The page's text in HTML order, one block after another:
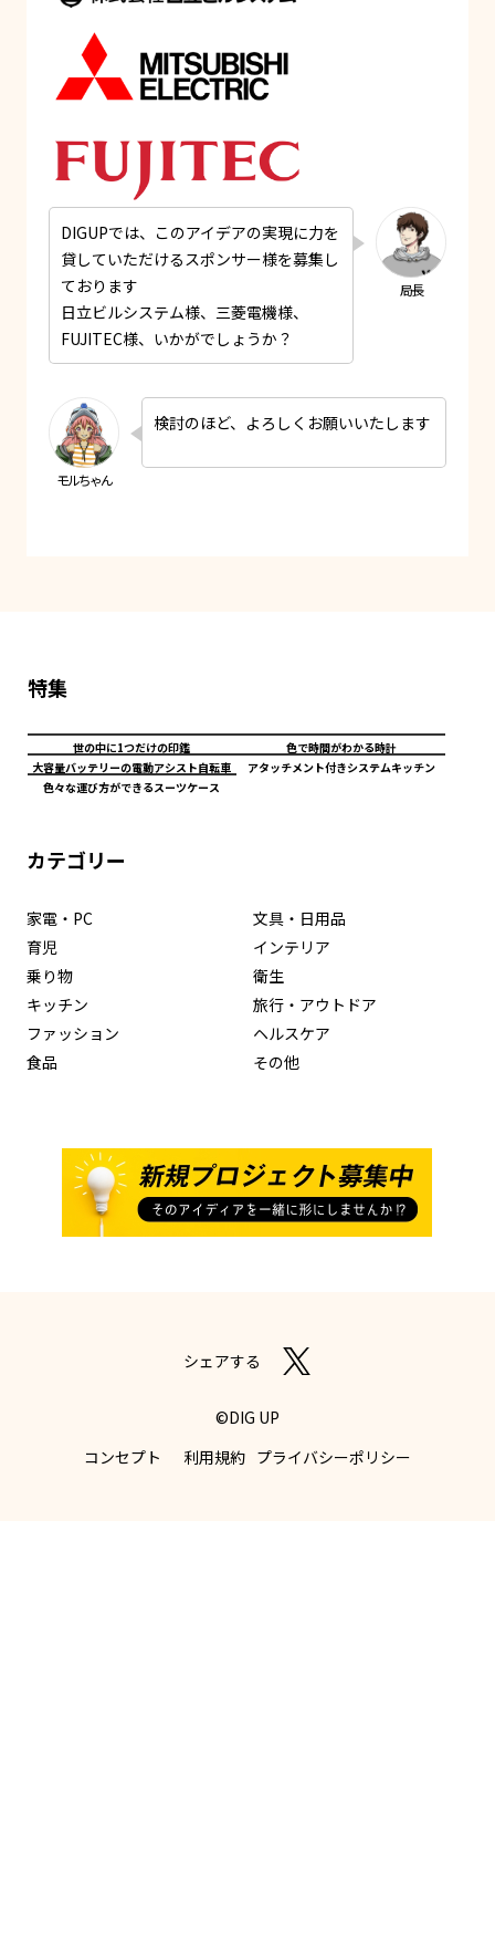
DIGUPでは、このアイデアの実現に力を
貸していただけるスポンサー様を募集し
ております
日立ビルシステム様、三菱電機様、
FUJITEC様、いかがでしょうか？
検討のほど、よろしくお願いいたします
特集
世の中に1つだけの印鑑
色で時間がわかる時計
大容量バッテリーの電動アシスト自転車
アタッチメント付きシステムキッチン
色々な運び方ができるスーツケース
カテゴリー
家電・PC
文具・日用品
育児
インテリア
乗り物
衛生
キッチン
旅行・アウトドア
ファッション
ヘルスケア
食品
その他
シェアする
©DIG UP
コンセプト
利用規約 プライバシーポリシー